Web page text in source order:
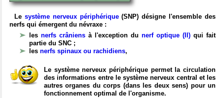
Le système nerveux périphérique(SNP) désigne l'ensemble des
nerfs qui émergent du névraxe :
les nerfs crâniens à l'exception du nerf optique (II) qui fait
partie du SNC ;
les nerfs spinaux ou rachidiens,
Le système nerveux périphérique permet la circulation
des informations entre le système nerveux central et les
autres organes du corps (dans les deux sens) pour un
fonctionnement optimal de l'organisme.